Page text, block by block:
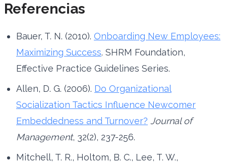
Referencias
Bauer, T. N. (2010). Onboarding New Employees:
Maximizing Success. SHRM Foundation,
Effective Practice Guidelines Series.
Allen, D. G. (2006). Do Organizational
Socialization Tactics Influence Newcomer
Embeddedness and Turnover? Journal of
Management, 32(2), 237-256.
Mitchell, T. R., Holtom, B. C., Lee, T. W.,